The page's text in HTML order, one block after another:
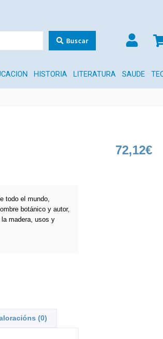
Buscar
HISTORIA LITERATURA SAUDE
todo el mundo,
botánico y autor,
madera, usos y
(0)
72,12€